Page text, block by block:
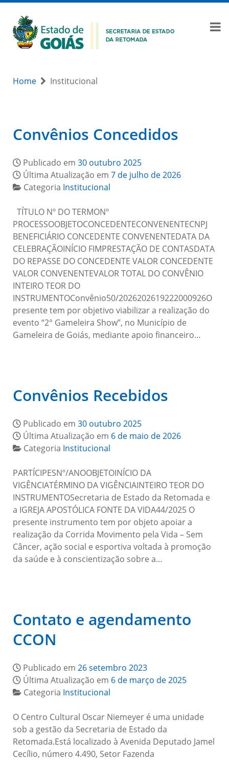
Home Institucional
Convênios Concedidos
Publicado em 30 outubro 2025
Última Atualização em 7 de julho de 2026
Categoria Institucional
TÍTULO Nº DO TERMONº
PROCESSOOBJETOCONCEDENTECONVENENTECNPJ
BENEFICIÁRIO CONCEDENTE CONVENENTEDATA DA
CELEBRAÇÃOINÍCIO FIMPRESTAÇÃO DE CONTASDATA
DO REPASSE DO CONCEDENTE VALOR CONCEDENTE
VALOR CONVENENTEVALOR TOTAL DO CONVÊNIO
INTEIRO TEOR DO
INSTRUMENTOConvênio50/2026202619222000926O
presente tem por objetivo viabilizar a realização do
evento “2° Gameleira Show”, no Município de
Gameleira de Goiás, mediante apoio financeiro…
Convênios Recebidos
Publicado em 30 outubro 2025
Última Atualização em 6 de maio de 2026
Categoria Institucional
PARTÍCIPESNº/ANOOBJETOINÍCIO DA
VIGÊNCIATÉRMINO DA VIGÊNCIAINTEIRO TEOR DO
INSTRUMENTOSecretaria de Estado da Retomada e
a IGREJA APOSTÓLICA FONTE DA VIDA44/2025 O
presente instrumento tem por objeto apoiar a
realização da Corrida Movimento pela Vida – Sem
Câncer, ação social e esportiva voltada à promoção
da saúde e à conscientização sobre a…
Contato e agendamento
CCON
Publicado em 26 setembro 2023
Última Atualização em 6 de março de 2025
Categoria Institucional
O Centro Cultural Oscar Niemeyer é uma unidade
sob a gestão da Secretaria de Estado da
Retomada.Está localizado à Avenida Deputado Jamel
Cecílio, número 4.490, Setor Fazenda